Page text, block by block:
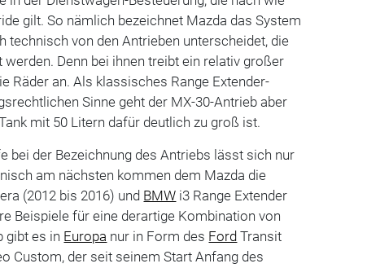
gilt. So nämlich bezeichnet Mazda das System
technisch von den Antrieben unterscheidet, die
Denn bei ihnen treibt ein relativ großer
Räder an. Als klassisches Range Extender-
Sinne geht der MX-30-Antrieb aber
mit 50 Litern dafür deutlich zu groß ist.
bei der Bezeichnung des Antriebs lässt sich nur
am nächsten kommen dem Mazda die
(2012 bis 2016) und BMW i3 Range Extender
Beispiele für eine derartige Kombination von
gibt es in Europa nur in Form des Ford Transit
Custom, der seit seinem Start Anfang des